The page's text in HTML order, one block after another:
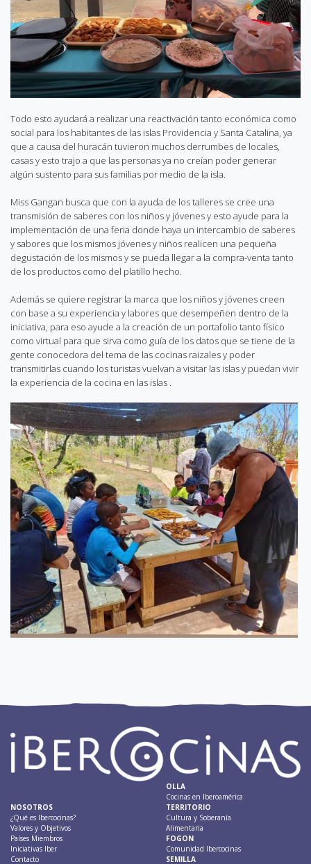
Todo esto ayudará a realizar una reactivación tanto económica como
social para los habitantes de las islas Providencia y Santa Catalina, ya
que a causa del huracán tuvieron muchos derrumbes de locales,
casas y esto trajo a que las personas ya no creían poder generar
algún sustento para sus familias por medio de la isla.
Miss Gangan busca que con la ayuda de los talleres se cree una
transmisión de saberes con los niños y jóvenes y esto ayude para la
implementación de una feria donde haya un intercambio de saberes
y sabores que los mismos jóvenes y niños realicen una pequeña
degustación de los mismos y se pueda llegar a la compra-venta tanto
de los productos como del platillo hecho.
Además se quiere registrar la marca que los niños y jóvenes creen
con base a su experiencia y labores que desempeñen dentro de la
iniciativa, para eso ayude a la creación de un portafolio tanto físico
como virtual para que sirva como guía de los datos que se tiene de la
gente conocedora del tema de las cocinas raizales y poder
transmitirlas cuando los turistas vuelvan a visitar las islas y puedan vivir
la experiencia de la cocina en las islas .
NOSOTROS
¿Qué es Ibercocinas?
Valores y Objetivos
Países Miembros
Iniciativas Iber
Contacto
OLLA
Cocinas en Iberoamérica
TERRITORIO
Cultura y Soberanía
Alimentaria
FOGON
Comunidad Ibercocinas
SEMILLA